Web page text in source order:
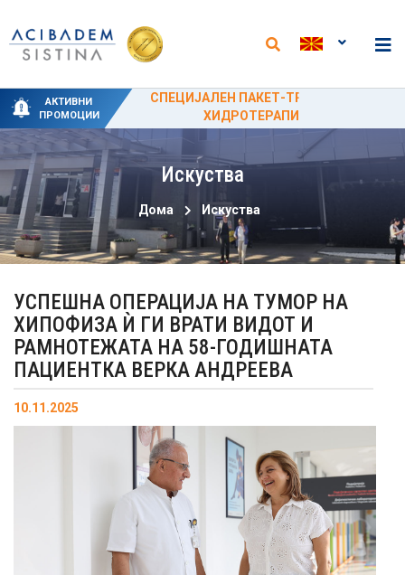
АКТИВНИ
ПРОМОЦИИ
НОВИ ПАКЕТИ НА ОДДЕЛОТ ЗА
ФИЗИКАЛНА МЕДИЦИНА И
СПЕЦИЈАЛЕН ПАКЕТ-ТРЕТМАН ЗА
ХИДРОТЕРАПИЈА
СПЕЦИЈАЛНИ ПРОМОТИВНИ ЦЕНИ ЗА
ПОРОДУВАЊЕ ОД 15 ЈУНИ ДО 15
50% ПРОМОТИВЕН ПОПУСТ ЗА
ЦИРКУМЦИЗИЈА
НОВИ АНАЛИЗИ И НАМАЛЕНИ ЦЕНИ ВО
ЛАБОРАТОРИЈАТА ВО „АЏИБАДЕМ
Искуства
Дома Искуства
УСПЕШНА ОПЕРАЦИЈА НА ТУМОР НА
ХИПОФИЗА Ѝ ГИ ВРАТИ ВИДОТ И
РАМНОТЕЖАТА НА 58-ГОДИШНАТА
ПАЦИЕНТКА ВЕРКА АНДРЕЕВА
10.11.2025